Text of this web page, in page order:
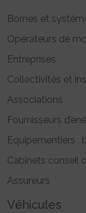
Bornes et
Opérateurs de
Entreprises
Collectivités et
Associations
Fournisseurs
Equipementiers :
Cabinets conseil
Assureurs
Véhicules